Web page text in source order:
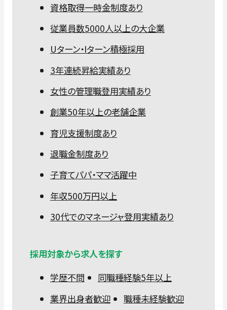
資格取得一時金制度あり
従業員数5000人以上の大企業
Uターン・Iターン積極採用
3年連続昇給実績あり
女性の管理職登用実績あり
創業50年以上の老舗企業
育児支援制度あり
退職金制度あり
子育てパパ・ママ活躍中
年収500万円以上
30代でのマネージャ登用実績あり
採用対象から求人を探す
学歴不問
同職種経験5年以上
業界出身者歓迎
職種未経験歓迎